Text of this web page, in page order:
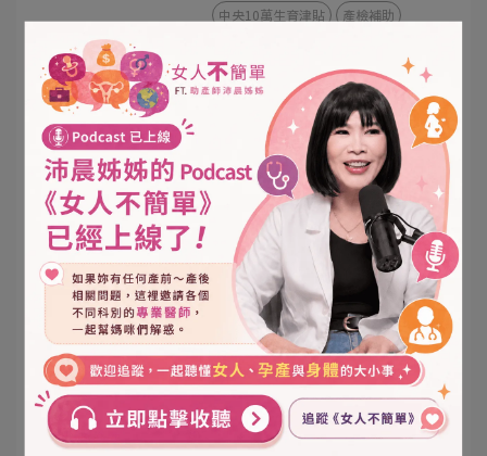
中央10萬生育津貼
產檢補助
【高雄月子餐推薦】福韻月子餐 x
高醫岡山院慶，溫馨直擊媽咪的產
後神隊友
2026-05-10
高雄月子餐 月子餐推薦
高醫岡山
產後調理
寶寶爬行比賽 品牌活動
【 高雄月子餐推薦 】狂賀！福韻
月子餐榮獲 2026 市府綠色友善餐
盒優選
2026-04-28
高雄月子餐 月子餐推薦